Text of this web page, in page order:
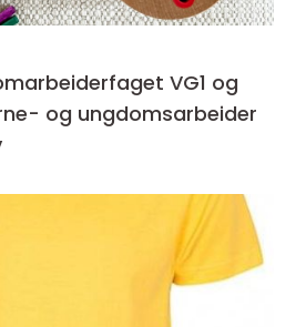
VG1 og
og ungdomsarbeider